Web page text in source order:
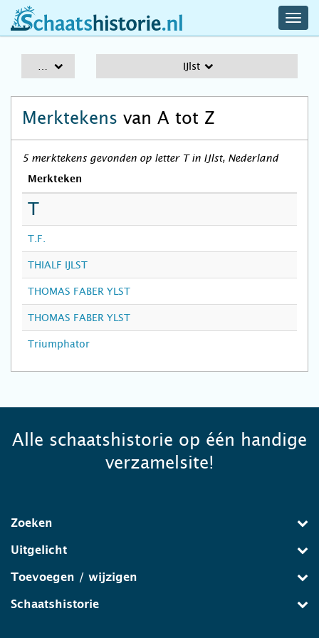
schaatshistorie.nl
IJlst
Merktekens van A tot Z
5 merktekens gevonden op letter T in IJlst, Nederland
Merkteken
T
T.F.
THIALF IJLST
THOMAS FABER YLST
THOMAS FABER YLST
Triumphator
Alle schaatshistorie op één handige
verzamelsite!
Zoeken
Uitgelicht
Toevoegen / wijzigen
Schaatshistorie